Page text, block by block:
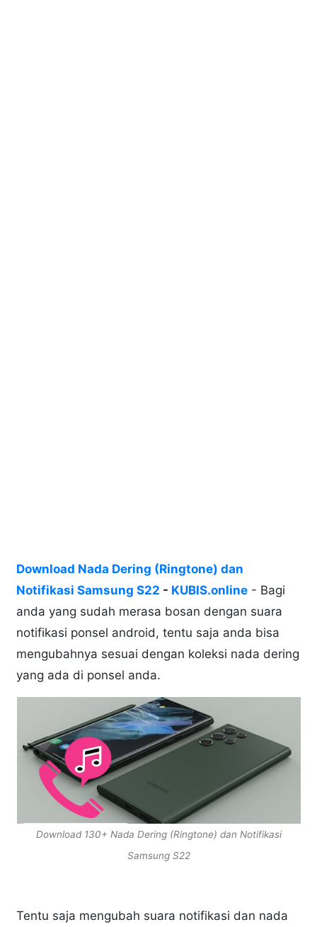
Download Nada Dering (Ringtone) dan
Notifikasi Samsung S22 - KUBIS.online - Bagi
anda yang sudah merasa bosan dengan suara
notifikasi ponsel android, tentu saja anda bisa
mengubahnya sesuai dengan koleksi nada dering
yang ada di ponsel anda.
Download 130+ Nada Dering (Ringtone) dan Notifikasi
Samsung S22
Tentu saja mengubah suara notifikasi dan nada